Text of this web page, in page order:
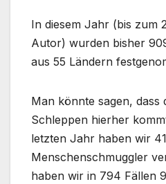
In diesem Jahr (bis zum
Autor) wurden bisher
aus 55 Ländern
Man könnte sagen, dass
Schleppen hierher
letzten Jahr haben wir
Menschenschmuggler
haben wir in 794 Fällen